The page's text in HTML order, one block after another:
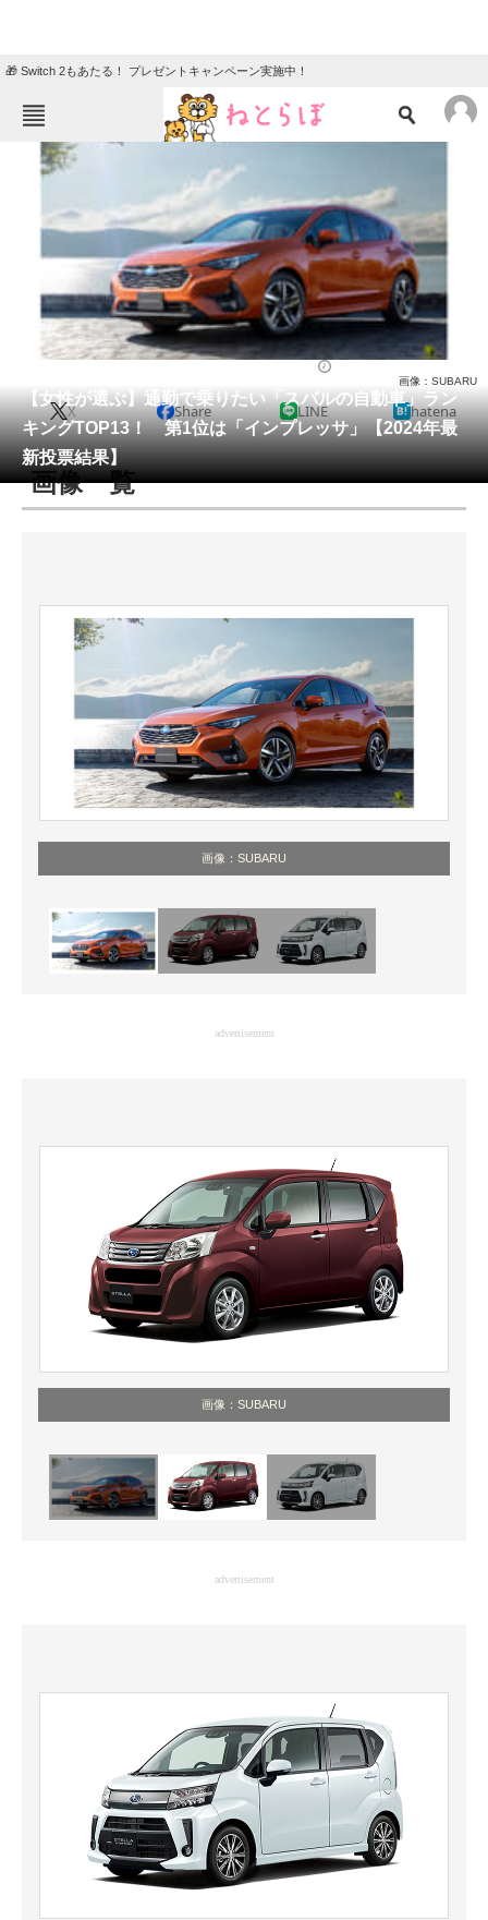
🎁 Switch 2もあたる！ プレゼントキャンペーン実施中！
ねとらぼメニュー
エンタメ クイズ
地域
住まい 教育・育児
リサーチ
会員記事
メディア
注目記事を集めた総合ページ
進化するPCとデバイスの未来
好きが集まる 比べて選べる
ビジネスと働き方のヒント
AI活用のいまが分かる
経営リーダーのコミュニティ
マーケ×ITの今がよく分かる
ITエンジニア向け専門サイト
モノづくり技術者専門サイト
エレクトロニクス専門サイト
電子設計の基本と応用
エネルギーの専門メディア
建設×テクノロジーの最前線
【女性が選ぶ】通勤で乗りたい「スバルの自動車」ラン
キングTOP13！ 第1位は「インプレッサ」【2024年最
新投票結果】
画像：SUBARU
X Share LINE hatena
画像一覧
画像：SUBARU
advertisement
画像：SUBARU
advertisement